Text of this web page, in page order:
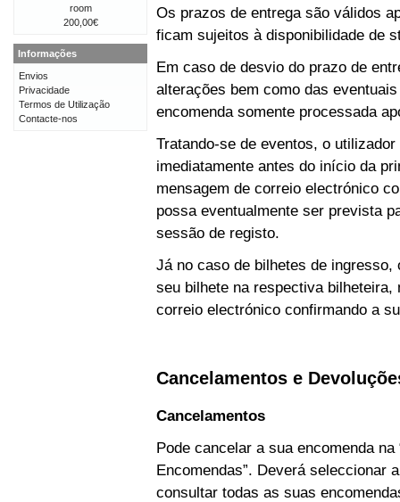
Os prazos de entrega são válidos
ficam sujeitos à disponibilidade de
Em caso de desvio do prazo de
alterações bem como das
encomenda somente processada
Tratando-se de eventos, o
imediatamente antes do início da
mensagem de correio electrónico
possa eventualmente ser prevista
sessão de registo.
Já no caso de bilhetes de
seu bilhete na respectiva bilheteira,
correio electrónico confirmando a
Cancelamentos e
Cancelamentos
Pode cancelar a sua encomenda
Encomendas”. Deverá seleccionar
consultar todas as suas
room
200,00€
Informações
Envios
Privacidade
Termos de Utilização
Contacte-nos